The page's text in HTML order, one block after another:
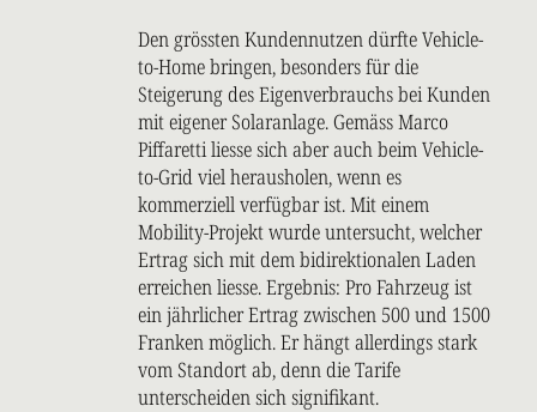
Den grössten Kundennutzen dürfte Vehicle-
to-Home bringen, besonders für die
Steigerung des Eigenverbrauchs bei Kunden
mit eigener Solaranlage. Gemäss Marco
Piffaretti liesse sich aber auch beim Vehicle-
to-Grid viel herausholen, wenn es
kommerziell verfügbar ist. Mit einem
Mobility-Projekt wurde untersucht, welcher
Ertrag sich mit dem bidirektionalen Laden
erreichen liesse. Ergebnis: Pro Fahrzeug ist
ein jährlicher Ertrag zwischen 500 und 1500
Franken möglich. Er hängt allerdings stark
vom Standort ab, denn die Tarife
unterscheiden sich signifikant.